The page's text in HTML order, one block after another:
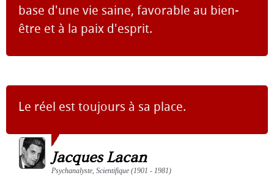
base d'une vie saine, favorable au bien-
être et à la paix d'esprit.
Le réel est toujours à sa place.
Jacques Lacan
Psychanalyste, Scientifique (1901 - 1981)